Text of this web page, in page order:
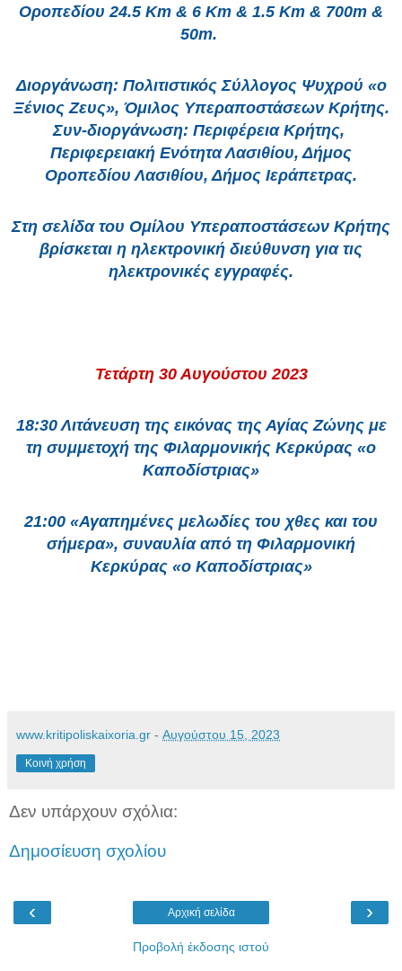
Οροπεδίου 24.5 Km & 6 Km & 1.5 Km & 700m &
50m.
Διοργάνωση: Πολιτιστικός Σύλλογος Ψυχρού «ο
Ξένιος Ζευς», Όμιλος Υπεραποστάσεων Κρήτης.
Συν-διοργάνωση: Περιφέρεια Κρήτης,
Περιφερειακή Ενότητα Λασιθίου, Δήμος
Οροπεδίου Λασιθίου, Δήμος Ιεράπετρας.
Στη σελίδα του Ομίλου Υπεραποστάσεων Κρήτης
βρίσκεται η ηλεκτρονική διεύθυνση για τις
ηλεκτρονικές εγγραφές.
Τετάρτη 30 Αυγούστου 2023
18:30 Λιτάνευση της εικόνας της Αγίας Ζώνης με
τη συμμετοχή της Φιλαρμονικής Κερκύρας «ο
Καποδίστριας»
21:00 «Αγαπημένες μελωδίες του χθες και του
σήμερα», συναυλία από τη Φιλαρμονική
Κερκύρας «ο Καποδίστριας»
www.kritipoliskaixoria.gr - Αυγούστου 15, 2023
Κοινή χρήση
Δεν υπάρχουν σχόλια:
Δημοσίευση σχολίου
‹ ›
Αρχική σελίδα
Προβολή έκδοσης ιστού